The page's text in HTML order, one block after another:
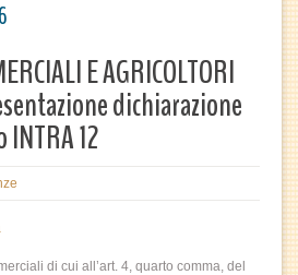
E AGRICOLTORI
dichiarazione
12
di cui all’art. 4, quarto comma, del